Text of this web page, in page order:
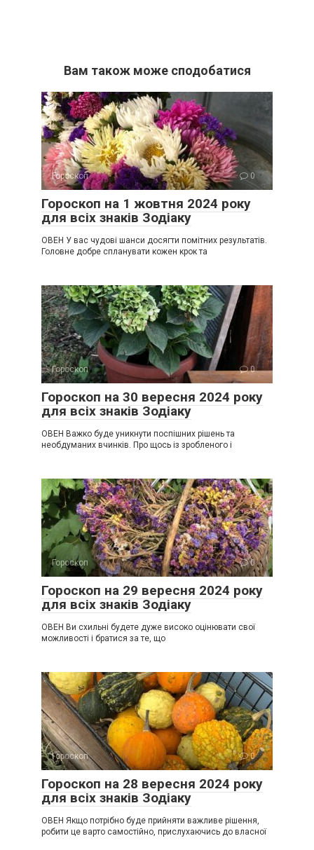
Вам також може сподобатися
Гороскоп 0
Гороскоп на 1 жовтня 2024 року
для всіх знаків Зодіаку
ОВЕН У вас чудові шанси досягти помітних результатів.
Головне добре спланувати кожен крок та
Гороскоп 0
Гороскоп на 30 вересня 2024 року
для всіх знаків Зодіаку
ОВЕН Важко буде уникнути поспішних рішень та
необдуманих вчинків. Про щось із зробленого і
Гороскоп 0
Гороскоп на 29 вересня 2024 року
для всіх знаків Зодіаку
ОВЕН Ви схильні будете дуже високо оцінювати свої
можливості і братися за те, що
Гороскоп 0
Гороскоп на 28 вересня 2024 року
для всіх знаків Зодіаку
ОВЕН Якщо потрібно буде прийняти важливе рішення,
робити це варто самостійно, прислухаючись до власної